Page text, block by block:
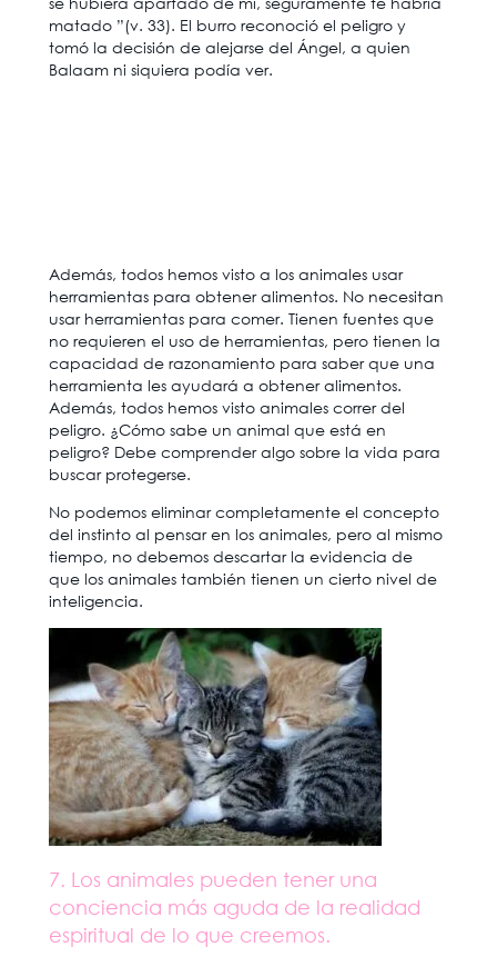
matado ”(v. 33). El burro reconoció el peligro y
tomó la decisión de alejarse del Ángel, a quien
Balaam ni siquiera podía ver.
Además, todos hemos visto a los animales usar
herramientas para obtener alimentos. No necesitan
usar herramientas para comer. Tienen fuentes que
no requieren el uso de herramientas, pero tienen la
capacidad de razonamiento para saber que una
herramienta les ayudará a obtener alimentos.
Además, todos hemos visto animales correr del
peligro. ¿Cómo sabe un animal que está en
peligro? Debe comprender algo sobre la vida para
buscar protegerse.
No podemos eliminar completamente el concepto
del instinto al pensar en los animales, pero al mismo
tiempo, no debemos descartar la evidencia de
que los animales también tienen un cierto nivel de
inteligencia.
7. Los animales pueden tener una
conciencia más aguda de la realidad
espiritual de lo que creemos.